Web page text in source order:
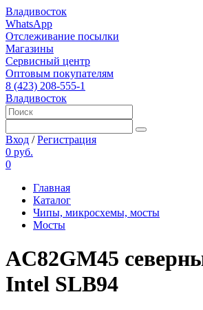
Владивосток
WhatsApp
Отслеживание посылки
Магазины
Сервисный центр
Оптовым покупателям
8 (423) 208-555-1
Владивосток
Вход /Регистрация
0 руб.
0
Главная
Каталог
Чипы, микросхемы, мосты
Мосты
AC82GM45
Intel SLB94